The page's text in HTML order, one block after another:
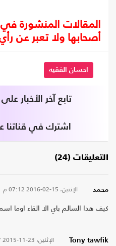
أصحابها ولا تعبر عن
احسان الفقيه
تابع آخر الأخبار
اشترك في قناتنا
التعليقات (24)
محمد الإثنين، 15-02-2016 07:12 م
كيف هدا السالم باي الا القاء اوما
Tony tawfik الإثنين، 23-11-2015